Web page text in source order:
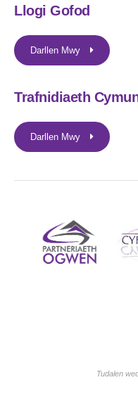
Llogi Gofod
Darllen Mwy
Trafnidiaeth
Darllen Mwy
Tudalen